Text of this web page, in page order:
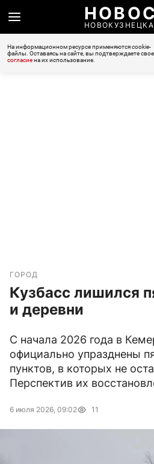
НОВОКУЗНЕЦКА
На информационном ресурсе применяются cookie-
файлы. Оставаясь на сайте, вы подтверждаете свое
согласиена их использование.
ГОРОД
Кузбасс лишился
и деревни
С начала 2026 года в
официально упразднены
пунктов, в которых не
Перспектив их
6 июля 2026, 09:02 11